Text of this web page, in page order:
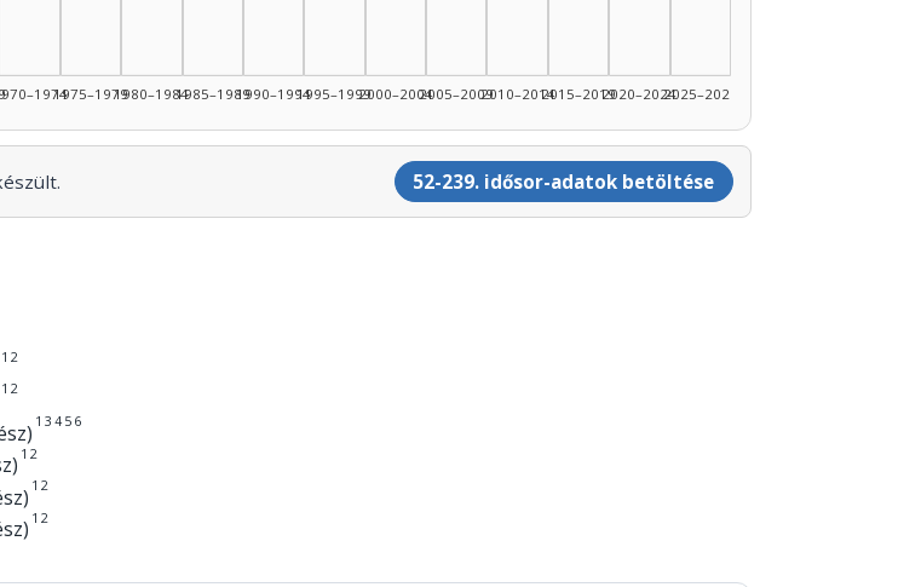
1975–19791980–19841985–19891990–19941995–19992000–20042005–20092010–20142015–20192020–20242025–2026
52-239. idősor-adatok betöltése
1 2
1 2
1 3 4 5 6
1 2
1 2
1 2